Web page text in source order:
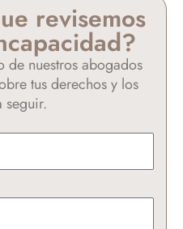
revisemos
de nuestros abogados
tus derechos y los
seguir.